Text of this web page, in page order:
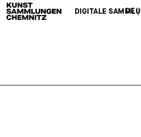
DE
DIGITALE